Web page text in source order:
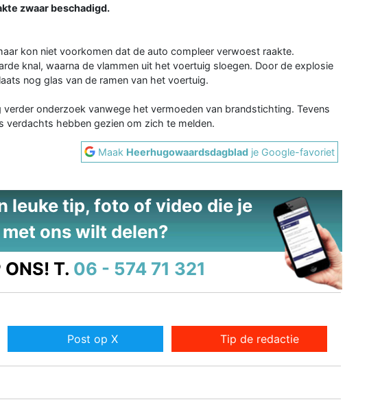
zwaar beschadigd.
kon niet voorkomen dat de auto compleer verwoest raakte.
knal, waarna de vlammen uit het voertuig sloegen. Door de explosie
nog glas van de ramen van het voertuig.
onderzoek vanwege het vermoeden van brandstichting. Tevens
verdachts hebben gezien om zich te melden.
Maak Heerhugowaardsdagblad je Google-favoriet
leuke tip, foto of video die je
met ons wilt delen?
ONS! T. 06 - 574 71 321
Post op X Tip de redactie